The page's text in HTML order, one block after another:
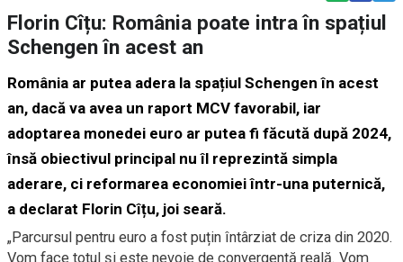
Florin Cîțu: România poate intra în spațiul
Schengen în acest an
România ar putea adera la spațiul Schengen în acest
an, dacă va avea un raport MCV favorabil, iar
adoptarea monedei euro ar putea fi făcută după 2024,
însă obiectivul principal nu îl reprezintă simpla
aderare, ci reformarea economiei într-una puternică,
a declarat Florin Cîțu, joi seară.
„Parcursul pentru euro a fost puțin întârziat de criza din 2020.
Vom face totul și este nevoie de convergență reală. Vom